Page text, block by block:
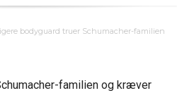
jagt på talentfuld forsvarsspiller!
bodyguard truer Schumacher-familien
familien og kræver